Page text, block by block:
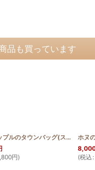
品も買っています
[HQB_BinB_TIA]
パイナップルのタウンバッグ(スクロールデザイン)
円)
(税込 :